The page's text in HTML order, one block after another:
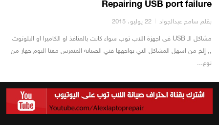
Repairing USB port failure
بقلم سامح عبدالجواد 22 يوليو، 2015
مشاكل الـ USB فى اجهزة اللاب توب سواء كانت بالمنافذ او الكاميرا او البلوتوث
,, إلخ من اسهل المشاكل التي يواجهها فني الصيانة المتمرس معنا اليوم جهاز من
نوع...